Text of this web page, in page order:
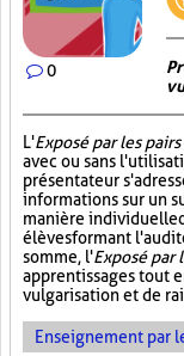
0
L'Exposé par les pairs
avec ou sans
présentateur
informations sur un
manière individuelle
élèves formant
somme, l'Exposé par
apprentissages tout
vulgarisation et de
Enseignement par